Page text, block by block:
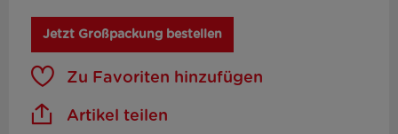
Jetzt Großpackung bestellen
Zu Favoriten hinzufügen
Artikel teilen